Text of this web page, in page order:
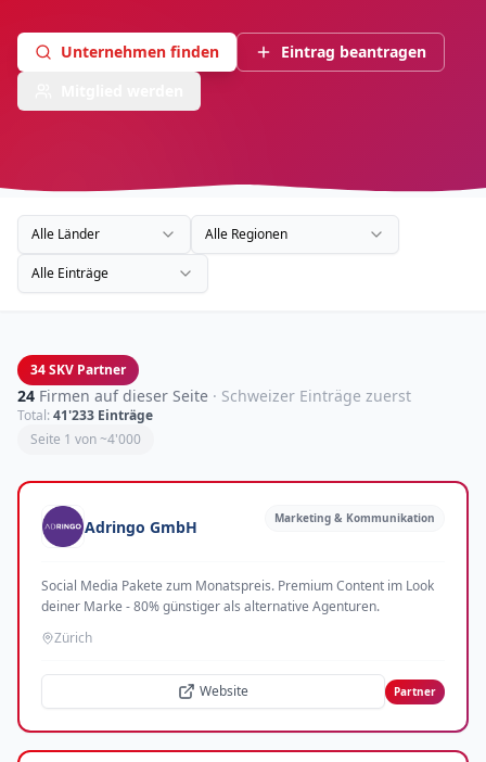
Unternehmen finden
Eintrag beantragen
Alle Länder Alle Regionen
Alle Einträge
34SKV Partner
24 Firmen auf dieser Seite · Schweizer Einträge zuerst
Total: 41'233 Einträge
Seite 1 von ~4'000
Adringo GmbH Marketing & Kommunikation
Social Media Pakete zum Monatspreis. Premium Content im Look
deiner Marke - 80% günstiger als alternative Agenturen.
Zürich
Website Partner